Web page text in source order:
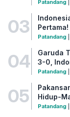
Patandang
03 Patandang
04
Garuda
3-0,
Patandang
05
Hidup-
Patandang